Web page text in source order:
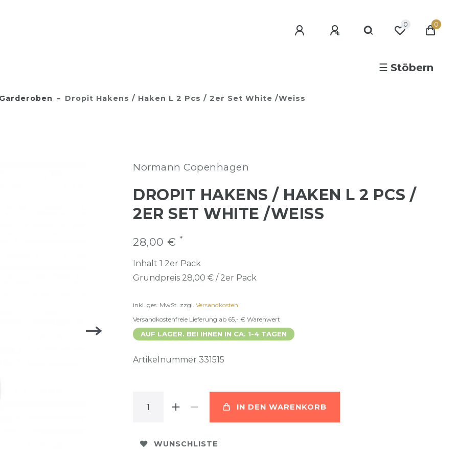
0 0
☰ Stöbern
Dropit Hakens / Haken L 2 Pcs / 2er Set White /weiss
Normann Copenhagen
DROPIT HAKENS / HAKEN L 2 PCS /
2ER SET WHITE /WEISS
28,00 € *
Inhalt 1 2er Pack
Grundpreis 28,00 € / 2er Pack
inkl. ges. MwSt. zzgl. Versandkosten
Versandkostenfreie Lieferung ab 65,- € Warenwert
AUF LAGER. BEI IHNEN IN CA. 1-4 TAGEN
Artikelnummer 331515
IN DEN WARENKORB
WUNSCHLISTE